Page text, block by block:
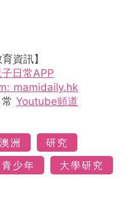
資訊】
日常APP
mamidaily.hk
Youtube頻道
澳洲
研究
青少年
大學研究